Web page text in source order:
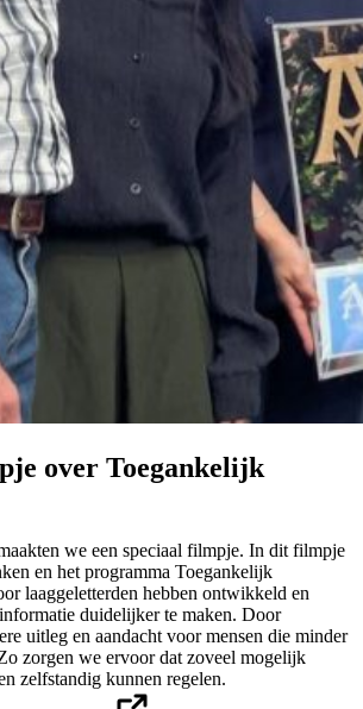
over Toegankelijk
we een speciaal filmpje. In dit filmpje
en het programma Toegankelijk
laaggeletterden hebben ontwikkeld en
duidelijker te maken. Door
uitleg en aandacht voor mensen die minder
zorgen we ervoor dat zoveel mogelijk
zelfstandig kunnen regelen.